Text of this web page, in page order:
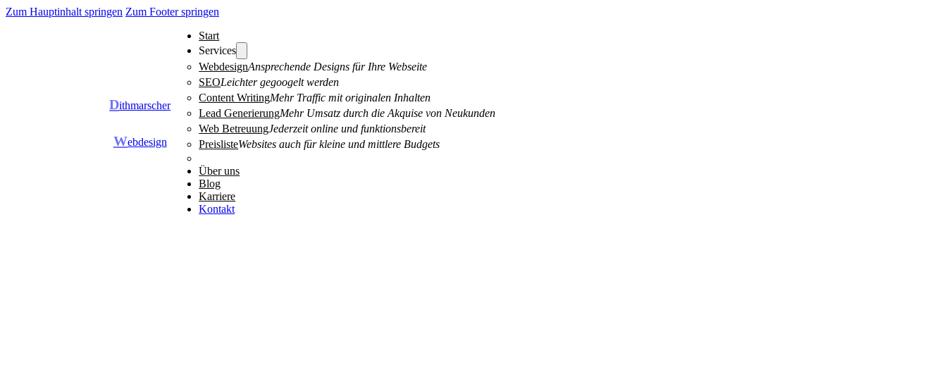
Zum Hauptinhalt springen Zum Footer springen
Dithmarscher
Webdesign
Start
Services
WebdesignAnsprechende Designs für Ihre Webseite
SEOLeichter gegoogelt werden
Content WritingMehr Traffic mit originalen Inhalten
Lead GenerierungMehr Umsatz durch die Akquise von Neukunden
Web BetreuungJederzeit online und funktionsbereit
PreislisteWebsites auch für kleine und mittlere Budgets
Über uns
Blog
Karriere
Kontakt